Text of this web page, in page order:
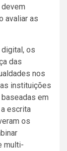
avaliar as
os
das
nos
instituições
em
escrita
os
multi-